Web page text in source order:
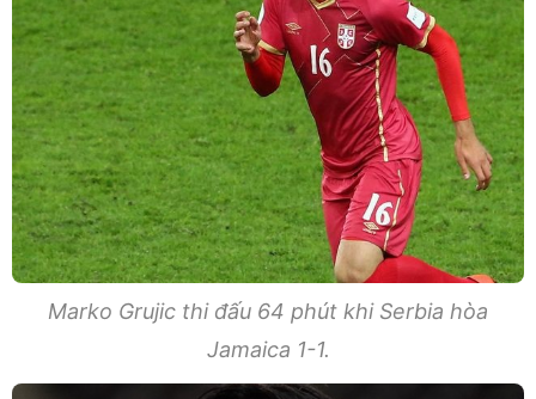
Marko Grujic thi đấu 64 phút khi Serbia hòa
Jamaica 1-1.